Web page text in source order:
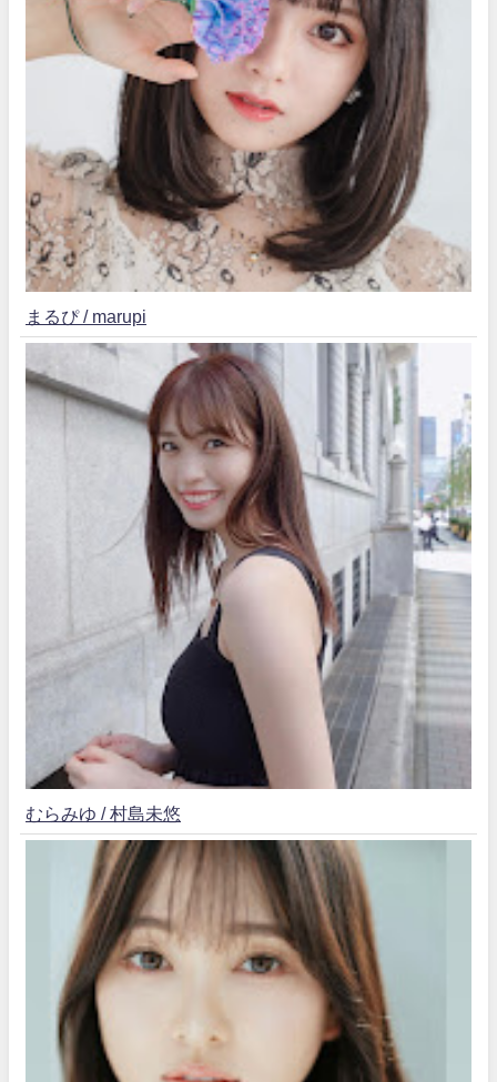
まるぴ / marupi
むらみゆ / 村島未悠